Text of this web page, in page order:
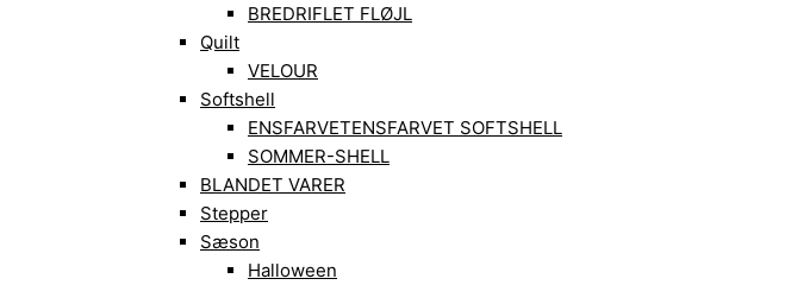
BREDRIFLET FLØJL
Quilt
VELOUR
Softshell
ENSFARVETENSFARVET SOFTSHELL
SOMMER-SHELL
BLANDET VARER
Stepper
Sæson
Halloween